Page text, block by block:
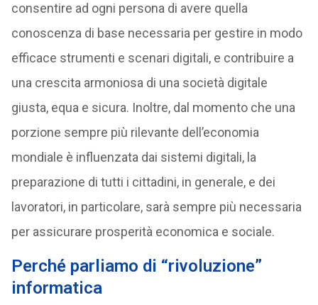
consentire ad ogni persona di avere quella
conoscenza di base necessaria per gestire in modo
efficace strumenti e scenari digitali, e contribuire a
una crescita armoniosa di una società digitale
giusta, equa e sicura. Inoltre, dal momento che una
porzione sempre più rilevante dell’economia
mondiale è influenzata dai sistemi digitali, la
preparazione di tutti i cittadini, in generale, e dei
lavoratori, in particolare, sarà sempre più necessaria
per assicurare prosperità economica e sociale.
Perché parliamo di “rivoluzione”
informatica